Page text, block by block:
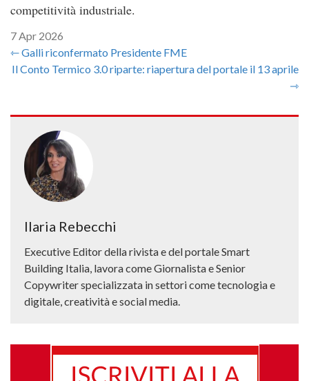
competitività industriale.
7 Apr 2026
⇽ Galli riconfermato Presidente FME
Il Conto Termico 3.0 riparte: riapertura del portale il 13 aprile
⇾
Ilaria Rebecchi
Executive Editor della rivista e del portale Smart
Building Italia, lavora come Giornalista e Senior
Copywriter specializzata in settori come tecnologia e
digitale, creatività e social media.